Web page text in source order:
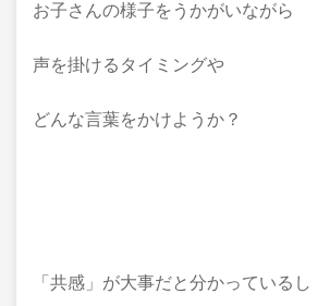
お子さんの様子をうかがいながら
声を掛けるタイミングや
どんな言葉をかけようか？
「共感」が大事だと分かっているし